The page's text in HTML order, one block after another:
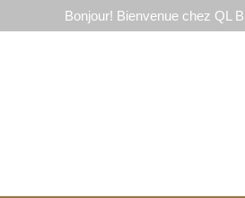
Bonjour! Bienvenue chez QL